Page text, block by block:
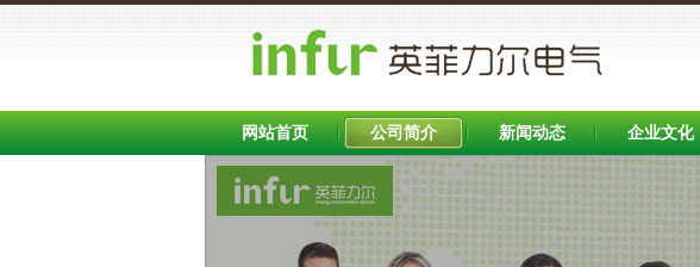
网站首页 公司简介 新闻动态 企业文化